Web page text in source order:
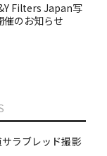
Filters Japan写
催のお知らせ
ラブレッド撮影